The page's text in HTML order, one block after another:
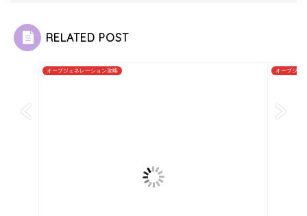
RELATED POST
オーブジェネレーション攻略 オーブジェ